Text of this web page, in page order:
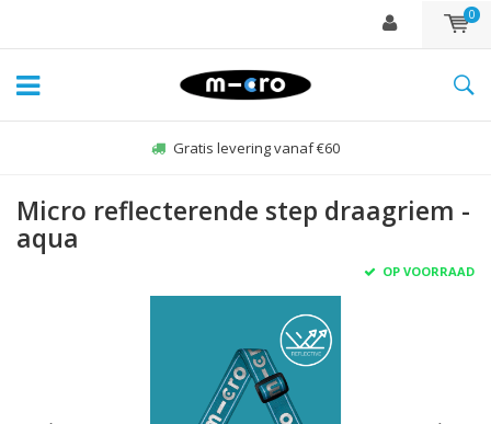
0
Gratis levering vanaf €60
Micro reflecterende step draagriem -
aqua
OP VOORRAAD